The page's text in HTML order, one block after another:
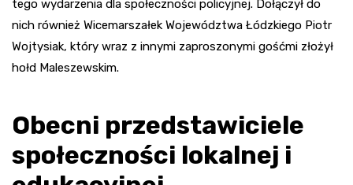
tego wydarzenia dla społeczności policyjnej. Dołączył do
nich również Wicemarszałek Województwa Łódzkiego Piotr
Wojtysiak, który wraz z innymi zaproszonymi gośćmi złożył
hołd Maleszewskim.
Obecni przedstawiciele
społeczności lokalnej i